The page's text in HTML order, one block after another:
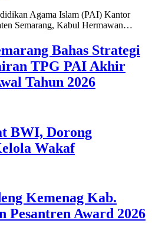
Agama Islam (PAI) Kantor
Semarang, Kabul Hermawan…
Bahas Strategi
TPG PAI Akhir
Tahun 2026
BWI, Dorong
Wakaf
Kemenag Kab.
Pesantren Award 2026